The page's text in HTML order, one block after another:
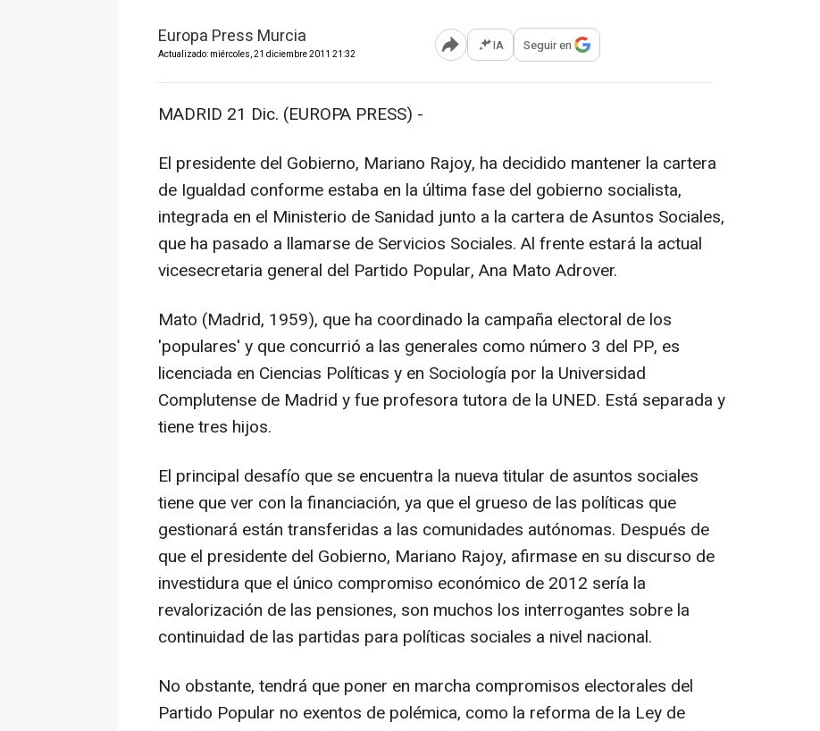
Europa Press Murcia
Actualizado: miércoles, 21 diciembre 2011 21:32 Abrir opciones para compartir
IA Seguir en
MADRID 21 Dic. (EUROPA PRESS) -
El presidente del Gobierno, Mariano Rajoy, ha decidido mantener la cartera
de Igualdad conforme estaba en la última fase del gobierno socialista,
integrada en el Ministerio de Sanidad junto a la cartera de Asuntos Sociales,
que ha pasado a llamarse de Servicios Sociales. Al frente estará la actual
vicesecretaria general del Partido Popular, Ana Mato Adrover.
Mato (Madrid, 1959), que ha coordinado la campaña electoral de los
'populares' y que concurrió a las generales como número 3 del PP, es
licenciada en Ciencias Políticas y en Sociología por la Universidad
Complutense de Madrid y fue profesora tutora de la UNED. Está separada y
tiene tres hijos.
El principal desafío que se encuentra la nueva titular de asuntos sociales
tiene que ver con la financiación, ya que el grueso de las políticas que
gestionará están transferidas a las comunidades autónomas. Después de
que el presidente del Gobierno, Mariano Rajoy, afirmase en su discurso de
investidura que el único compromiso económico de 2012 sería la
revalorización de las pensiones, son muchos los interrogantes sobre la
continuidad de las partidas para políticas sociales a nivel nacional.
No obstante, tendrá que poner en marcha compromisos electorales del
Partido Popular no exentos de polémica, como la reforma de la Ley de